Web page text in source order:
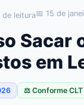
de leitura📅 15 de
Sacar
em
⚖️ Conforme